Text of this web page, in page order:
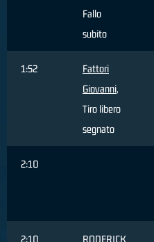
Fallo
subito
1:52
Fattori
Giovanni,
Tiro libero
segnato
2:10
2:10 RODERICK